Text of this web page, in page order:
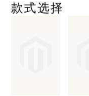
款式选择